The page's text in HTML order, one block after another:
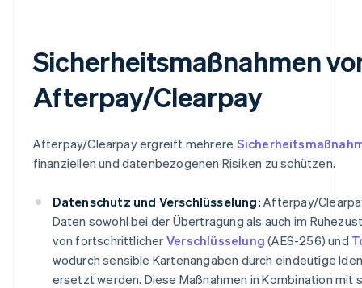
Sicherheitsmaßnahmen
Afterpay/Clearpay
Afterpay/Clearpay ergreift mehrere
finanziellen und datenbezogenen Risiken zu schützen.
Datenschutz und Verschlüsselung: Afterpay/
Daten sowohl bei der Übertragung als auch im
von fortschrittlicher Verschlüsselung (AES-256) und
wodurch sensible Kartenangaben durch eindeutige
ersetzt werden. Diese Maßnahmen in Kombination mit